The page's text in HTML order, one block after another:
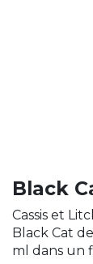
Black
Cassis et
Black Cat
ml dans un